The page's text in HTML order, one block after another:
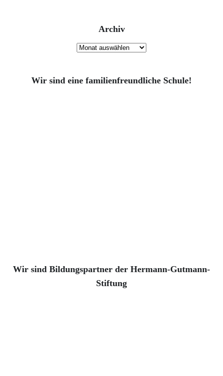
Archiv
Archiv
Wir sind eine familienfreundliche Schule!
Wir sind Bildungspartner der Hermann-Gutmann-
Stiftung